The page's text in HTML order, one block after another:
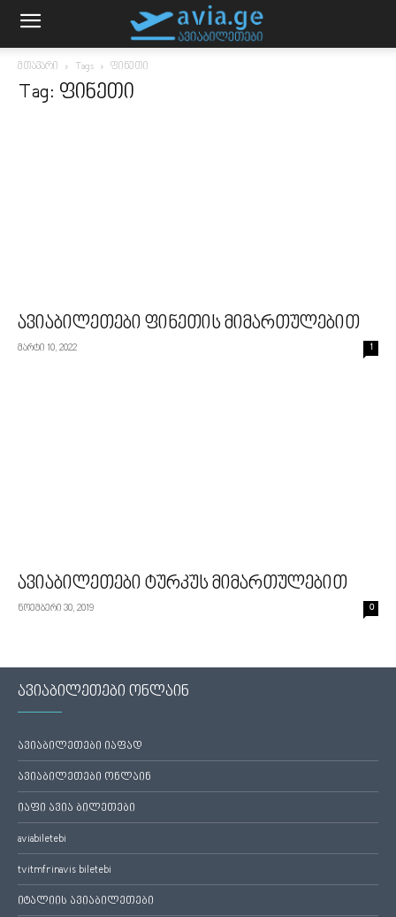
მთავარი Tags ფინეთი
Tag: ფინეთი
ავიაბილეთები ფინეთის მიმართულებით
მარტი 10, 2022 1
ავიაბილეთები ტურკუს მიმართულებით
ნოემბერი 30, 2019 0
ავიაბილეთები ონლაინ
ავიაბილეთები იაფად
ავიაბილეთები ონლაინ
იაფი ავია ბილეთები
aviabiletebi
tvitmfrinavis biletebi
იტალიის ავიაბილეთები